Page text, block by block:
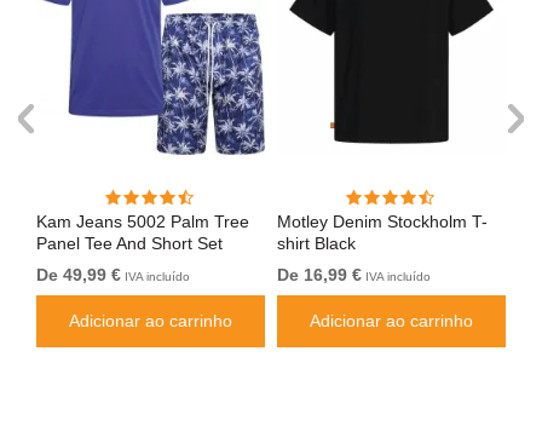
Kam Jeans 5002 Palm Tree
Panel Tee And Short Set
Electric Blue
De 49,99 € IVA incluído
Adicionar ao carrinho
Motley Denim Stockholm T-
shirt Black
De 16,99 € IVA incluído
Adicionar ao carrinho